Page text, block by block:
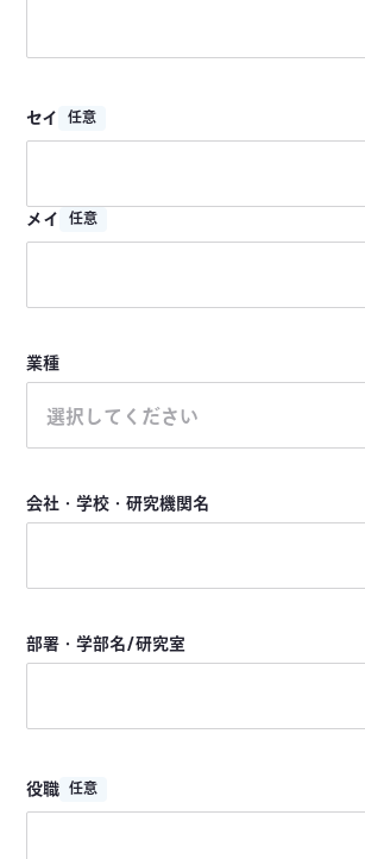
セイ 任意
メイ 任意
業種
選択してください
会社・学校・研究機関名
部署・学部名/研究室
役職 任意